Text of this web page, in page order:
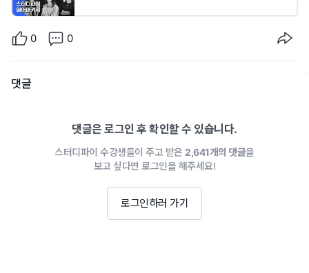
0 0
댓글
댓글은 로그인 후 확인할 수 있습니다.
스터디파이 수강생들이 주고 받은 2,641개의 댓글을
보고 싶다면 로그인을 해주세요!
로그인하러 가기